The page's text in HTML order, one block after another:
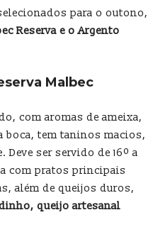
para o outono,
Reserva e o Argento
Malbec
com aromas de ameixa,
boca, tem taninos macios,
ser servido de 16º a
com pratos principais
além de queijos duros,
queijo artesanal